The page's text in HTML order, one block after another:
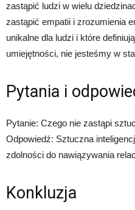
zastąpić ludzi w wielu
zastąpić empatii i zrozumienia
unikalne dla ludzi i które
umiejętności, nie jesteśmy w
Pytania i
Pytanie: Czego nie zastąpi
Odpowiedź: Sztuczna
zdolności do nawiązywania
Konkluzja